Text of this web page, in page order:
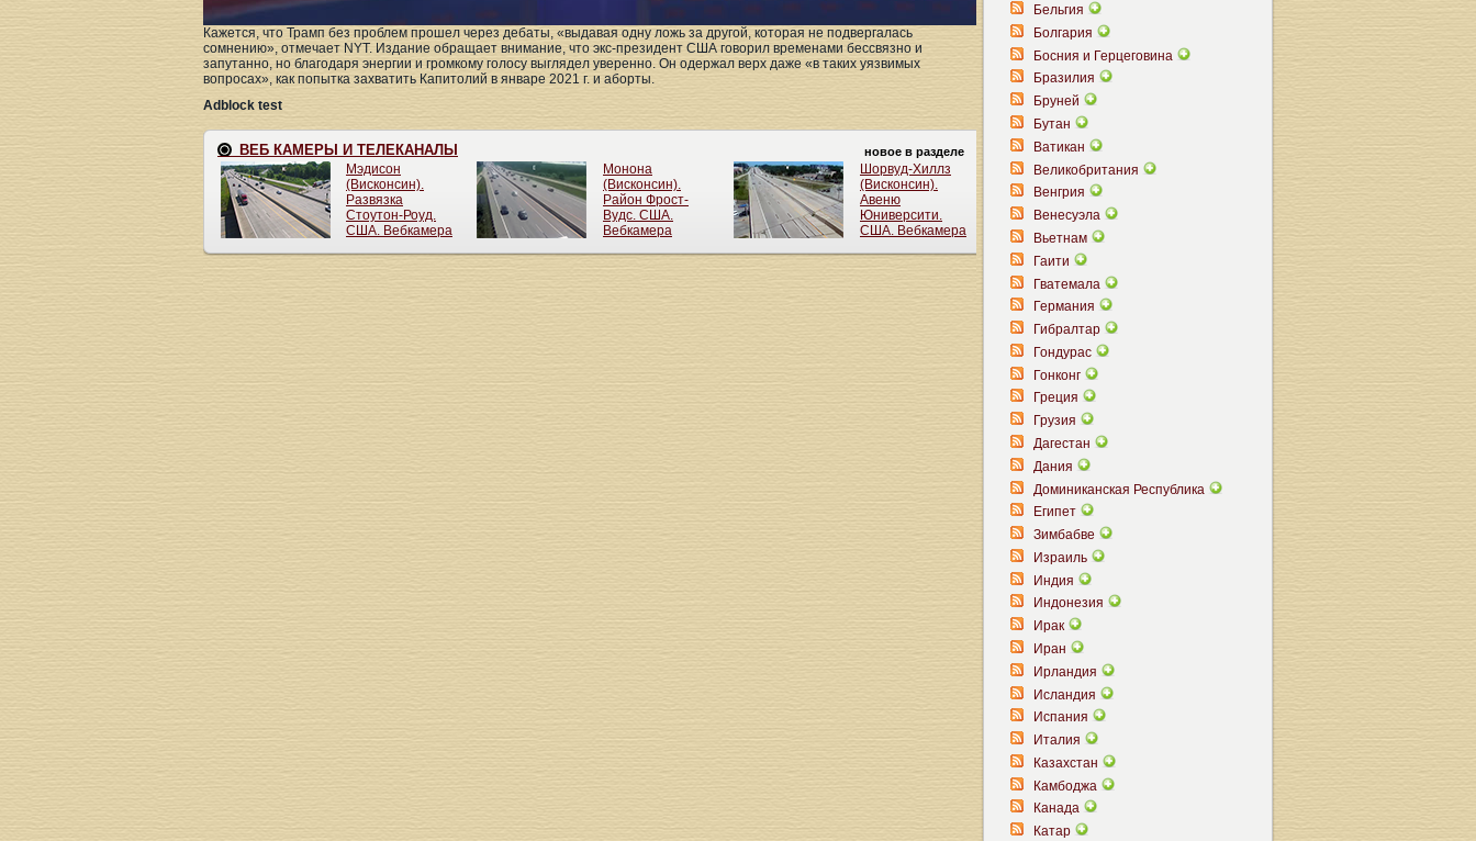
Кажется, что Трамп без проблем прошел через дебаты, «выдавая одну ложь за другой, которая не подвергалась
сомнению», отмечает NYT. Издание обращает внимание, что экс-президент США говорил временами бессвязно и
запутанно, но благодаря энергии и громкому голосу выглядел уверенно. Он одержал верх даже «в таких уязвимых
вопросах», как попытка захватить Капитолий в январе 2021 г. и аборты.
Adblock test
Бельгия
Болгария
Босния и Герцеговина
Бразилия
Бруней
Бутан
Ватикан
Великобритания
Венгрия
Венесуэла
Вьетнам
Гаити
Гватемала
Германия
Гибралтар
Гондурас
Гонконг
Греция
Грузия
Дагестан
Дания
Доминиканская Республика
Египет
Зимбабве
Израиль
Индия
Индонезия
Ирак
Иран
Ирландия
Исландия
Испания
Италия
Казахстан
Камбоджа
Канада
Катар